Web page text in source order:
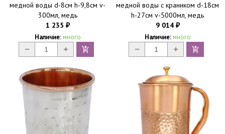
медной воды d-8см h-9,8см v-
300мл, медь
1 235 ₽
Наличие: много
медной воды с краником d-18см
h-27см v-5000мл, медь
9 014 ₽
Наличие: много